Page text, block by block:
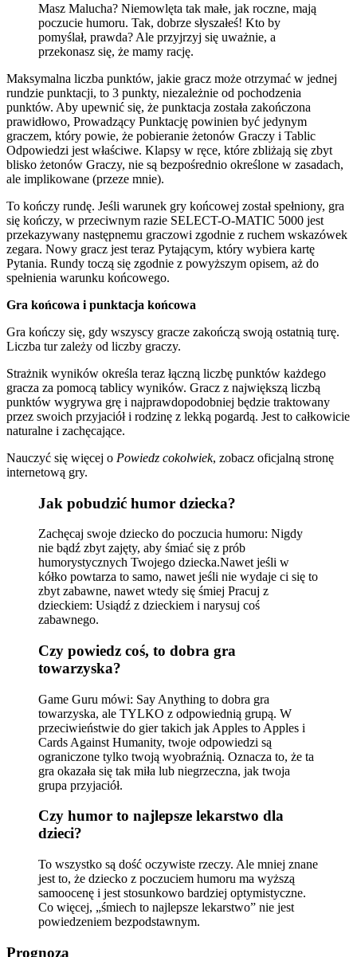
Masz Malucha? Niemowlęta tak małe, jak roczne, mają
poczucie humoru. Tak, dobrze słyszałeś! Kto by
pomyślał, prawda? Ale przyjrzyj się uważnie, a
przekonasz się, że mamy rację.
Maksymalna liczba punktów, jakie gracz może otrzymać w jednej
rundzie punktacji, to 3 punkty, niezależnie od pochodzenia
punktów. Aby upewnić się, że punktacja została zakończona
prawidłowo, Prowadzący Punktację powinien być jedynym
graczem, który powie, że pobieranie żetonów Graczy i Tablic
Odpowiedzi jest właściwe. Klapsy w ręce, które zbliżają się zbyt
blisko żetonów Graczy, nie są bezpośrednio określone w zasadach,
ale implikowane (przeze mnie).
To kończy rundę. Jeśli warunek gry końcowej został spełniony, gra
się kończy, w przeciwnym razie SELECT-O-MATIC 5000 jest
przekazywany następnemu graczowi zgodnie z ruchem wskazówek
zegara. Nowy gracz jest teraz Pytającym, który wybiera kartę
Pytania. Rundy toczą się zgodnie z powyższym opisem, aż do
spełnienia warunku końcowego.
Gra końcowa i punktacja końcowa
Gra kończy się, gdy wszyscy gracze zakończą swoją ostatnią turę.
Liczba tur zależy od liczby graczy.
Strażnik wyników określa teraz łączną liczbę punktów każdego
gracza za pomocą tablicy wyników. Gracz z największą liczbą
punktów wygrywa grę i najprawdopodobniej będzie traktowany
przez swoich przyjaciół i rodzinę z lekką pogardą. Jest to całkowicie
naturalne i zachęcające.
Nauczyć się więcej o Powiedz cokolwiek, zobacz oficjalną stronę
internetową gry.
Jak pobudzić humor dziecka?
Zachęcaj swoje dziecko do poczucia humoru: Nigdy
nie bądź zbyt zajęty, aby śmiać się z prób
humorystycznych Twojego dziecka.Nawet jeśli w
kółko powtarza to samo, nawet jeśli nie wydaje ci się to
zbyt zabawne, nawet wtedy się śmiej Pracuj z
dzieckiem: Usiądź z dzieckiem i narysuj coś
zabawnego.
Czy powiedz coś, to dobra gra
towarzyska?
Game Guru mówi: Say Anything to dobra gra
towarzyska, ale TYLKO z odpowiednią grupą. W
przeciwieństwie do gier takich jak Apples to Apples i
Cards Against Humanity, twoje odpowiedzi są
ograniczone tylko twoją wyobraźnią. Oznacza to, że ta
gra okazała się tak miła lub niegrzeczna, jak twoja
grupa przyjaciół.
Czy humor to najlepsze lekarstwo dla
dzieci?
To wszystko są dość oczywiste rzeczy. Ale mniej znane
jest to, że dziecko z poczuciem humoru ma wyższą
samoocenę i jest stosunkowo bardziej optymistyczne.
Co więcej, „śmiech to najlepsze lekarstwo” nie jest
powiedzeniem bezpodstawnym.
Prognoza